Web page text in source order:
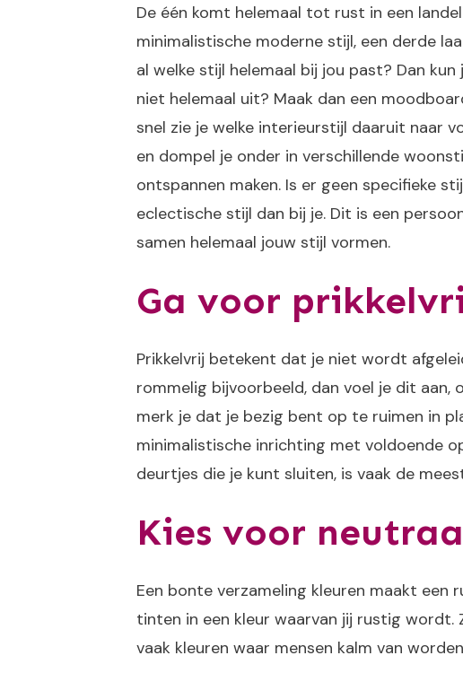
De één komt helemaal tot rust in een
minimalistische moderne stijl, een derde
al welke stijl helemaal bij jou past? Dan
niet helemaal uit? Maak dan een
snel zie je welke interieurstijl daaruit naar
en dompel je onder in verschillende
ontspannen maken. Is er geen specifieke
eclectische stijl dan bij je. Dit is een
samen helemaal jouw stijl vormen.
Ga voor
Prikkelvrij betekent dat je niet wordt
rommelig bijvoorbeeld, dan voel je dit aan,
merk je dat je bezig bent op te ruimen in
minimalistische inrichting met voldoende
deurtjes die je kunt sluiten, is vaak de
Kies voor
Een bonte verzameling kleuren maakt een
tinten in een kleur waarvan jij rustig
vaak kleuren waar mensen kalm van